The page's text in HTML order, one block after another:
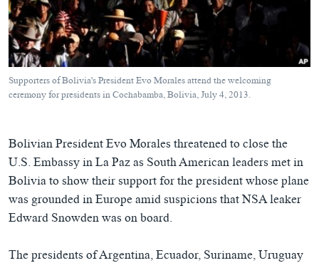
འཚོལ་
ཞིབ་
བསྐྱོད།
དྲ་བརྙན་གསར་འགྱུར།
ཁ་བའི་མི་སྣ།
བུད་མེད་ལེ་ཚན།
དཔེ་ཀློག
བགྲོ་གླེང་མདུན་ལྕོག
བསྐྱར་ཞིབ།
པོ་ཊི་ཁ་སི།
དཔེ་ཀློག
ཆོས་རིག་ལེ་ཚན།
གཞོན་སྐྱེས་དང་ཤེས་ཡོན།
འཕྲོད་བསྟེན་དང་དོན་ལྡན་གྱི་མི་ཚེ།
གངས་རིའི་བྲག་ཅ།
བུད་མེད།
Learning English
རྗེས་འབྲངས།
Supporters of Bolivia's President Evo Morales attend the welcoming
ceremony for presidents in Cochabamba, Bolivia, July 4, 2013.
Bolivian President Evo Morales threatened to close the
U.S. Embassy in La Paz as South American leaders met in
Bolivia to show their support for the president whose plane
was grounded in Europe amid suspicions that NSA leaker
Edward Snowden was on board.
The presidents of Argentina, Ecuador, Suriname, Uruguay